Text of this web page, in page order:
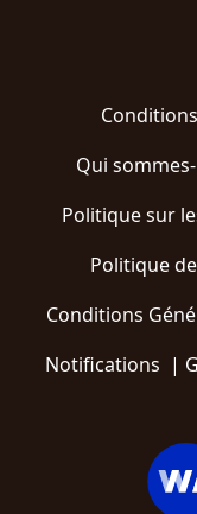
Qui
Politique sur
Politique
Conditions
Notifications |